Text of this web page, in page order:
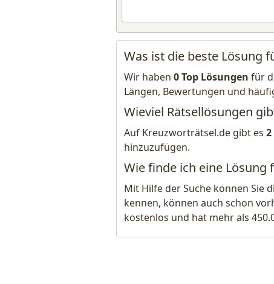
Was ist die beste Lösung
Wir haben 0 Top Lösungen für
Längen, Bewertungen und
Wieviel Rätsellösungen
Auf Kreuzworträtsel.de gibt es
hinzuzufügen.
Wie finde ich eine Lösung
Mit Hilfe der Suche können Sie
kennen, können auch schon
kostenlos und hat mehr als